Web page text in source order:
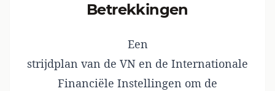
Betrekkingen
Een
strijdplan van de VN en de Internationale
Financiële Instellingen om de